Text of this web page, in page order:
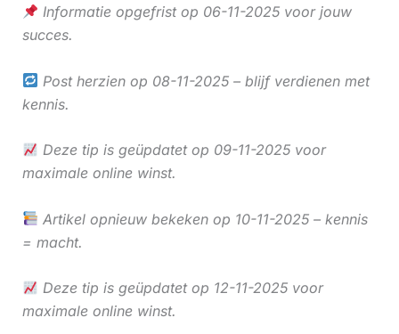
Informatie opgefrist op 06-11-2025 voor jouw
succes.
Post herzien op 08-11-2025 – blijf verdienen met
kennis.
Deze tip is geüpdatet op 09-11-2025 voor
maximale online winst.
Artikel opnieuw bekeken op 10-11-2025 – kennis
= macht.
Deze tip is geüpdatet op 12-11-2025 voor
maximale online winst.